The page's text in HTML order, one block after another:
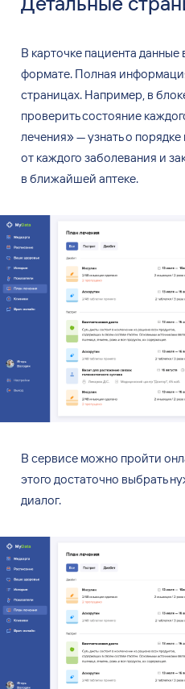
В карточке пациента данные
формате. Полная
страницах. Например, в
проверить состояние
лечения»—узнать о порядке
от каждого заболевания и
в ближайшей аптеке.
В сервисе можно пройти
этого достаточно выбрать
диалог.